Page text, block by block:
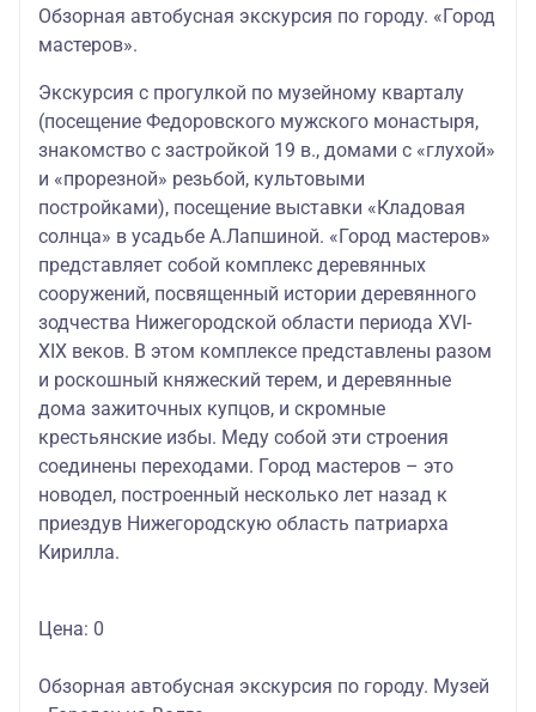
Обзорная автобусная экскурсия по городу. «Город
мастеров».
Экскурсия с прогулкой по музейному кварталу
(посещение Федоровского мужского монастыря,
знакомство с застройкой 19 в., домами с «глухой»
и «прорезной» резьбой, культовыми
постройками), посещение выставки «Кладовая
солнца» в усадьбе А.Лапшиной. «Город мастеров»
представляет собой комплекс деревянных
сооружений, посвященный истории деревянного
зодчества Нижегородской области периода XVI-
XIX веков. В этом комплексе представлены разом
и роскошный княжеский терем, и деревянные
дома зажиточных купцов, и скромные
крестьянские избы. Меду собой эти строения
соединены переходами. Город мастеров – это
новодел, построенный несколько лет назад к
приездув Нижегородскую область патриарха
Кирилла.
Цена: 0
Обзорная автобусная экскурсия по городу. Музей